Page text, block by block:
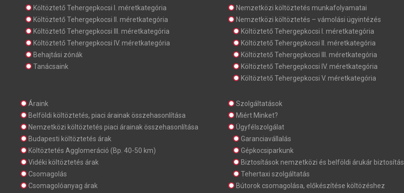
Költöztető Tehergepkocsi I. méretkategória
Költöztető Tehergepkocsi II. méretkategória
Költöztető Tehergepkocsi III. méretkategória
Költöztető Tehergepkocsi IV. méretkategória
Behajtási zónák
Tanácsaink
Nemzetközi költöztetés munkafolyamatai
Nemzetközi költöztetés – vámolási ügyintézés
Költöztető Tehergepkocsi I. méretkategória
Költöztető Tehergepkocsi II. méretkategória
Költöztető Tehergepkocsi III. méretkategória
Költöztető Tehergepkocsi IV. méretkategória
Költöztető Tehergepkocsi V. méretkategória
Áraink
Belföldi költöztetés, piaci árainak összehasonlítása
Nemzetközi költöztetés piaci árainak összehasonlítása
Budapesti költöztetés árak
Költöztetés Agglomeráció (Bp. 40-50 km)
Vidéki költöztetés árak
Csomagolás
Csomagolóanyag árak
Szolgáltatások
Miért Minket?
Ügyfélszolgálat
Garanciavállalás
Gépkocsiparkunk
Biztosítások nemzetközi és belföldi árukár biztosítás
Tehertaxi szolgáltatás
Bútorok csomagolása, előkészítése költözéshez